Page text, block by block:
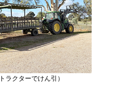
ラクターでけん引）